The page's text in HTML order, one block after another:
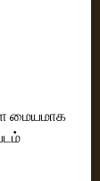
மையமாக